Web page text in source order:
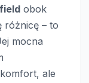
obok
różnicę – to
mocna
ale